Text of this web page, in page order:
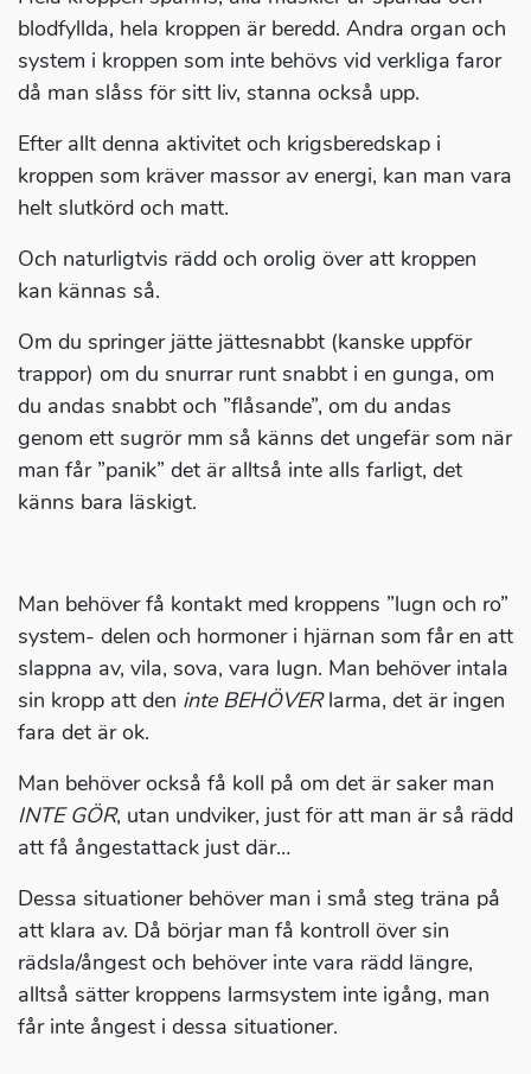
blodfyllda, hela kroppen är beredd. Andra organ och
system i kroppen som inte behövs vid verkliga faror
då man slåss för sitt liv, stanna också upp.
Efter allt denna aktivitet och krigsberedskap i
kroppen som kräver massor av energi, kan man vara
helt slutkörd och matt.
Och naturligtvis rädd och orolig över att kroppen
kan kännas så.
Om du springer jätte jättesnabbt (kanske uppför
trappor) om du snurrar runt snabbt i en gunga, om
du andas snabbt och ”flåsande”, om du andas
genom ett sugrör mm så känns det ungefär som när
man får ”panik” det är alltså inte alls farligt, det
känns bara läskigt.
Man behöver få kontakt med kroppens ”lugn och ro”
system- delen och hormoner i hjärnan som får en att
slappna av, vila, sova, vara lugn. Man behöver intala
sin kropp att den inte BEHÖVERlarma, det är ingen
fara det är ok.
Man behöver också få koll på om det är saker man
INTE GÖR, utan undviker, just för att man är så rädd
att få ångestattack just där…
Dessa situationer behöver man i små steg träna på
att klara av. Då börjar man få kontroll över sin
rädsla/ångest och behöver inte vara rädd längre,
alltså sätter kroppens larmsystem inte igång, man
får inte ångest i dessa situationer.